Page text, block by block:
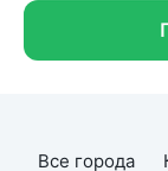
Все города